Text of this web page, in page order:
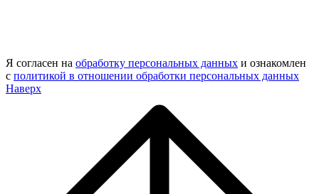
Я согласен на обработку персональных данных и ознакомлен
с политикой в отношении обработки персональных данных
Наверх